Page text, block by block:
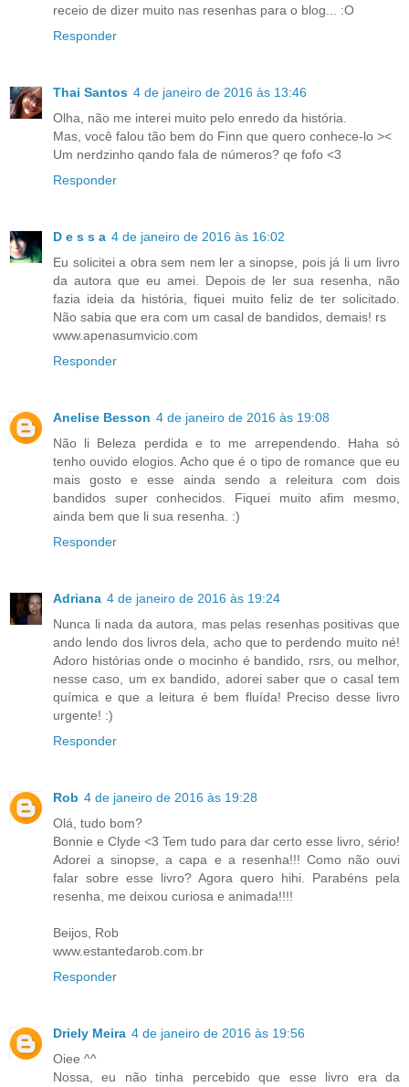
receio de dizer muito nas resenhas para o blog... :O
Responder
Thai Santos 4 de janeiro de 2016 às 13:46
Olha, não me interei muito pelo enredo da história.
Mas, você falou tão bem do Finn que quero conhece-lo ><
Um nerdzinho qando fala de números? qe fofo <3
Responder
D e s s a 4 de janeiro de 2016 às 16:02
Eu solicitei a obra sem nem ler a sinopse, pois já li um livro
da autora que eu amei. Depois de ler sua resenha, não
fazia ideia da história, fiquei muito feliz de ter solicitado.
Não sabia que era com um casal de bandidos, demais! rs
www.apenasumvicio.com
Responder
Anelise Besson 4 de janeiro de 2016 às 19:08
Não li Beleza perdida e to me arrependendo. Haha só
tenho ouvido elogios. Acho que é o tipo de romance que eu
mais gosto e esse ainda sendo a releitura com dois
bandidos super conhecidos. Fiquei muito afim mesmo,
ainda bem que li sua resenha. :)
Responder
Adriana 4 de janeiro de 2016 às 19:24
Nunca li nada da autora, mas pelas resenhas positivas que
ando lendo dos livros dela, acho que to perdendo muito né!
Adoro histórias onde o mocinho é bandido, rsrs, ou melhor,
nesse caso, um ex bandido, adorei saber que o casal tem
química e que a leitura é bem fluída! Preciso desse livro
urgente! :)
Responder
Rob 4 de janeiro de 2016 às 19:28
Olá, tudo bom?
Bonnie e Clyde <3 Tem tudo para dar certo esse livro, sério!
Adorei a sinopse, a capa e a resenha!!! Como não ouvi
falar sobre esse livro? Agora quero hihi. Parabéns pela
resenha, me deixou curiosa e animada!!!!
Beijos, Rob
www.estantedarob.com.br
Responder
Driely Meira 4 de janeiro de 2016 às 19:56
Oiee ^^
Nossa, eu não tinha percebido que esse livro era da